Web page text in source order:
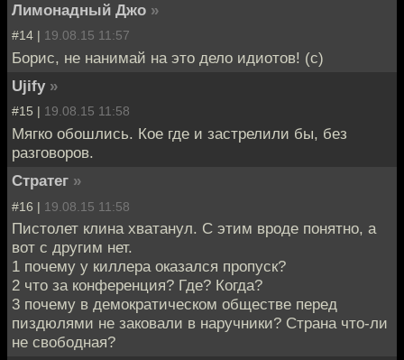
Лимонадный Джо »
#14 | 19.08.15 11:57
Борис, не нанимай на это дело идиотов! (с)
Ujify »
#15 | 19.08.15 11:58
Мягко обошлись. Кое где и застрелили бы, без
разговоров.
Стратег »
#16 | 19.08.15 11:58
Пистолет клина хватанул. С этим вроде понятно, а
вот с другим нет.
1 почему у киллера оказался пропуск?
2 что за конференция? Где? Когда?
3 почему в демократическом обществе перед
пиздюлями не заковали в наручники? Страна что-ли
не свободная?